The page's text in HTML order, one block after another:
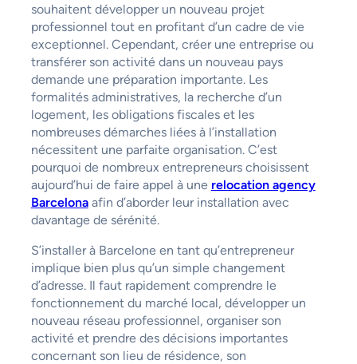
souhaitent développer un nouveau projet
professionnel tout en profitant d’un cadre de vie
exceptionnel. Cependant, créer une entreprise ou
transférer son activité dans un nouveau pays
demande une préparation importante. Les
formalités administratives, la recherche d’un
logement, les obligations fiscales et les
nombreuses démarches liées à l’installation
nécessitent une parfaite organisation. C’est
pourquoi de nombreux entrepreneurs choisissent
aujourd’hui de faire appel à une relocation agency
Barcelonaafin d’aborder leur installation avec
davantage de sérénité.
S’installer à Barcelone en tant qu’entrepreneur
implique bien plus qu’un simple changement
d’adresse. Il faut rapidement comprendre le
fonctionnement du marché local, développer un
nouveau réseau professionnel, organiser son
activité et prendre des décisions importantes
concernant son lieu de résidence, son